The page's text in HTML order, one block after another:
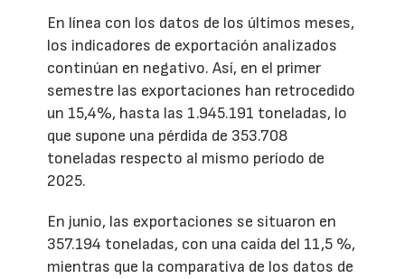
En línea con los datos de los últimos meses,
los indicadores de exportación analizados
continúan en negativo. Así, en el primer
semestre las exportaciones han retrocedido
un 15,4%, hasta las 1.945.191 toneladas, lo
que supone una pérdida de 353.708
toneladas respecto al mismo período de
2025.
En junio, las exportaciones se situaron en
357.194 toneladas, con una caída del 11,5 %,
mientras que la comparativa de los datos de